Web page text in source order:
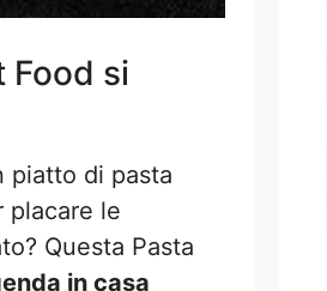
Food si
piatto di pasta
placare le
Questa Pasta
in casa